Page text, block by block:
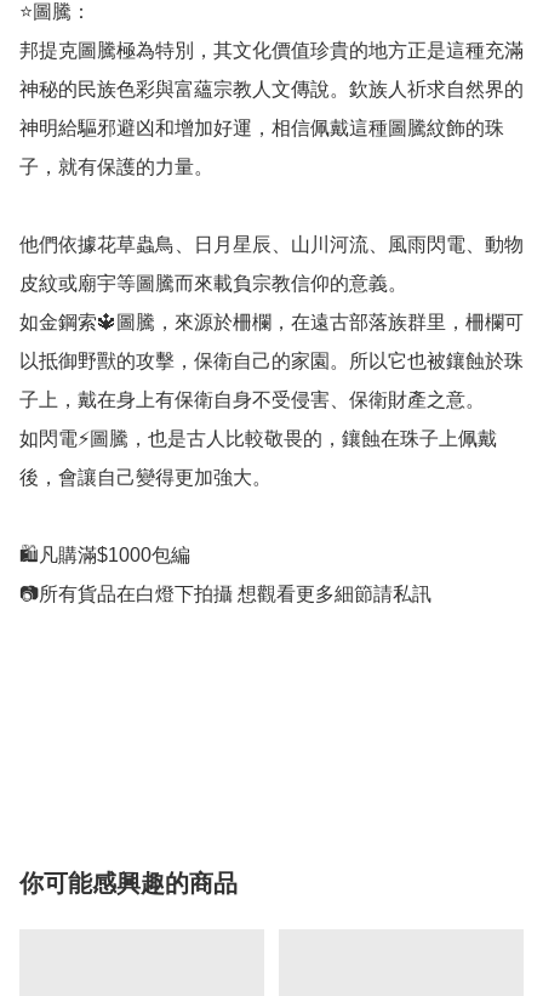
⭐️圖騰：
邦提克圖騰極為特別，其文化價值珍貴的地方正是這種充滿
神秘的民族色彩與富蘊宗教人文傳說。欽族人祈求自然界的
神明給驅邪避凶和增加好運，相信佩戴這種圖騰紋飾的珠
子，就有保護的力量。
他們依據花草蟲鳥、日月星辰、山川河流、風雨閃電、動物
皮紋或廟宇等圖騰而來載負宗教信仰的意義。
如金鋼索🔱圖騰，來源於柵欄，在遠古部落族群里，柵欄可
以抵御野獸的攻擊，保衛自己的家園。所以它也被鑲蝕於珠
子上，戴在身上有保衛自身不受侵害、保衛財產之意。
如閃電⚡️圖騰，也是古人比較敬畏的，鑲蝕在珠子上佩戴
後，會讓自己變得更加強大。
🛍凡購滿$1000包編
📷所有貨品在白燈下拍攝 想觀看更多細節請私訊
你可能感興趣的商品